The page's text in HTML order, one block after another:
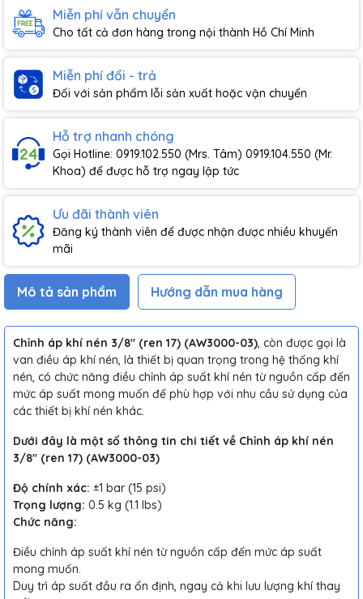
Miễn phí vẫn chuyển
Cho tất cả đơn hàng trong nội thành Hồ Chí Minh
Miễn phí đổi - trả
Đối với sản phẩm lỗi sản xuất hoặc vận chuyển
Hỗ trợ nhanh chóng
Gọi Hotline: 0919.102.550 (Mrs. Tâm) 0919.104.550 (Mr.
Khoa) để được hỗ trợ ngay lập tức
Ưu đãi thành viên
Đăng ký thành viên để được nhận được nhiều khuyến
mãi
Mô tả sản phẩm Hướng dẫn mua hàng
Chỉnh áp khí nén 3/8" (ren 17) (AW3000-03), còn được gọi là
van điều áp khí nén, là thiết bị quan trọng trong hệ thống khí
nén, có chức năng điều chỉnh áp suất khí nén từ nguồn cấp đến
mức áp suất mong muốn để phù hợp với nhu cầu sử dụng của
các thiết bị khí nén khác.
Dưới đây là một số thông tin chi tiết về Chỉnh áp khí nén
3/8" (ren 17) (AW3000-03)
Độ chính xác: ±1 bar (15 psi)
Trọng lượng: 0.5 kg (1.1 lbs)
Chức năng:
Điều chỉnh áp suất khí nén từ nguồn cấp đến mức áp suất
mong muốn.
Duy trì áp suất đầu ra ổn định, ngay cả khi lưu lượng khí thay